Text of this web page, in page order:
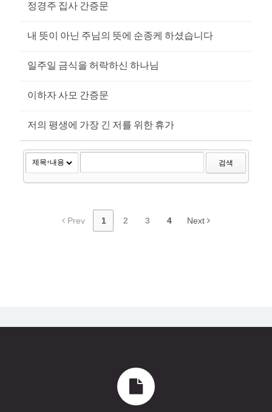
정경주 집사 간증문
내 뜻이 아닌 주님의 뜻에 순종케 하셨습니다
일주일 금식을 허락하신 하나님
이하자 사모 간증문
저의 평생에 가장 긴 저를 위한 휴가
검색
Prev 1 2 3 4 Next